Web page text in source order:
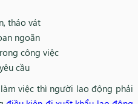
tháo vát
ngoãn
công việc
cầu
việc thì người lao động phải